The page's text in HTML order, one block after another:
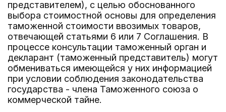
представителем), с целью обоснованного
выбора стоимостной основы для определения
таможенной стоимости ввозимых товаров,
отвечающей статьями 6 или 7 Соглашения. В
процессе консультации таможенный орган и
декларант (таможенный представитель) могут
обмениваться имеющейся у них информацией
при условии соблюдения законодательства
государства - члена Таможенного союза о
коммерческой тайне.